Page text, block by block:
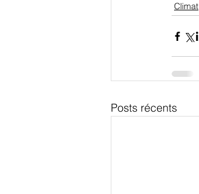
Climat
Posts récents